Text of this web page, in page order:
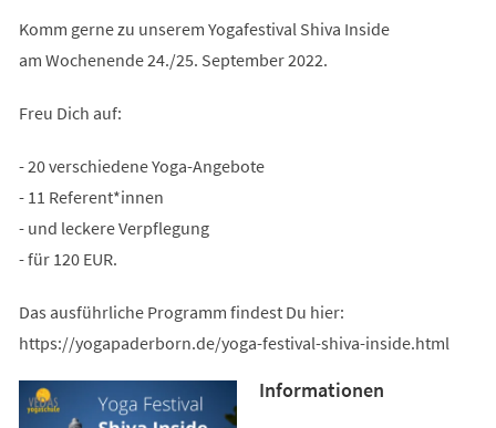
Komm gerne zu unserem Yogafestival Shiva Inside
am Wochenende 24./25. September 2022.
Freu Dich auf:
- 20 verschiedene Yoga-Angebote
- 11 Referent*innen
- und leckere Verpflegung
- für 120 EUR.
Das ausführliche Programm findest Du hier:
https://yogapaderborn.de/yoga-festival-shiva-inside.html
Informationen